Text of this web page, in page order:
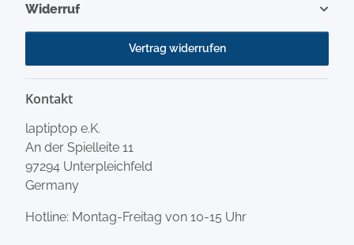
Widerruf
Vertrag widerrufen
Kontakt
laptiptop e.K.
An der Spielleite 11
97294 Unterpleichfeld
Germany
Hotline: Montag-Freitag von 10-15 Uhr